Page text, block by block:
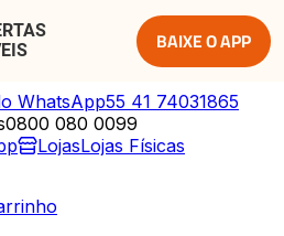
BAIXE O APP
WhatsApp55 41 74031865
0800 080 0099
LojasLojas Físicas